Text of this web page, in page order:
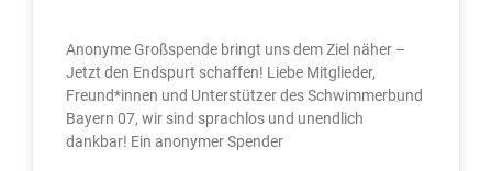
Anonyme Großspende bringt uns dem Ziel näher –
Jetzt den Endspurt schaffen! Liebe Mitglieder,
Freund*innen und Unterstützer des Schwimmerbund
Bayern 07, wir sind sprachlos und unendlich
dankbar! Ein anonymer Spender